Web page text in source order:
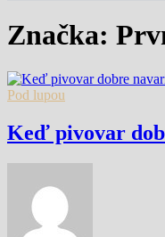
Značka:
Pod lupou
Keď pivovar